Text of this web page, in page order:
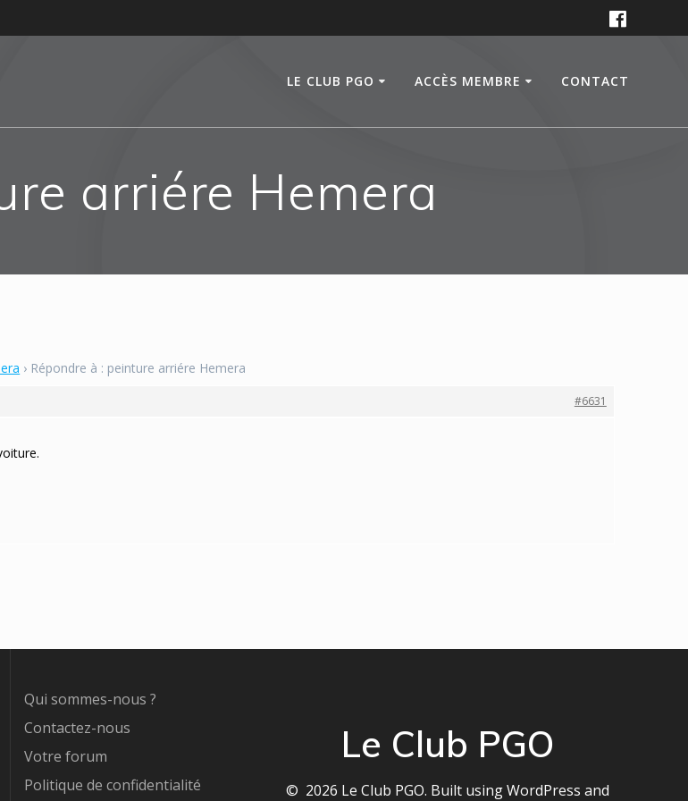
LE CLUB PGO ACCÈS MEMBRE CONTACT
arriére Hemera
› Répondre à : peinture arriére Hemera
#6631
Qui sommes-nous ?
Contactez-nous
Votre forum
Politique de confidentialité
Le Club PGO
© 2026 Le Club PGO. Built using WordPress and